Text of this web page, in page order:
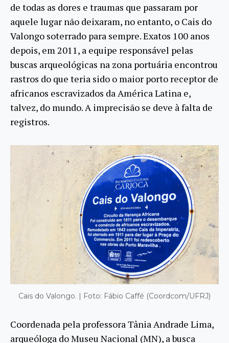
de todas as dores e traumas que passaram por
aquele lugar não deixaram, no entanto, o Cais do
Valongo soterrado para sempre. Exatos 100 anos
depois, em 2011, a equipe responsável pelas
buscas arqueológicas na zona portuária encontrou
rastros do que teria sido o maior porto receptor de
africanos escravizados da América Latina e,
talvez, do mundo. A imprecisão se deve à falta de
registros.
Cais do Valongo. | Foto: Fábio Caffé (Coordcom/UFRJ)
Coordenada pela professora Tânia Andrade Lima,
arqueóloga do Museu Nacional (MN), a busca